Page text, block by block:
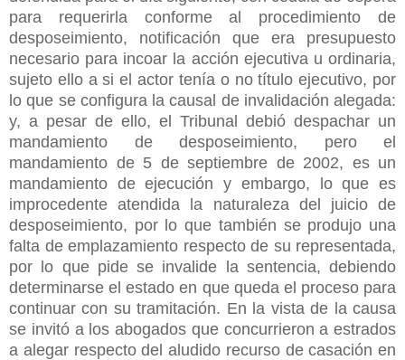
para requerirla conforme al procedimiento de
desposeimiento, notificación que era presupuesto
necesario para incoar la acción ejecutiva u ordinaria,
sujeto ello a si el actor tenía o no título ejecutivo, por
lo que se configura la causal de invalidación alegada:
y, a pesar de ello, el Tribunal debió despachar un
mandamiento de desposeimiento, pero el
mandamiento de 5 de septiembre de 2002, es un
mandamiento de ejecución y embargo, lo que es
improcedente atendida la naturaleza del juicio de
desposeimiento, por lo que también se produjo una
falta de emplazamiento respecto de su representada,
por lo que pide se invalide la sentencia, debiendo
determinarse el estado en que queda el proceso para
continuar con su tramitación. En la vista de la causa
se invitó a los abogados que concurrieron a estrados
a alegar respecto del aludido recurso de casación en